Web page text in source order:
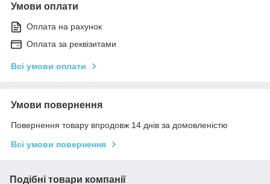
Умови оплати
Оплата на рахунок
Оплата за реквізитами
Всі умови оплати
Умови повернення
Повернення товару впродовж 14 днів за домовленістю
Всі умови повернення
Подібні товари компанії